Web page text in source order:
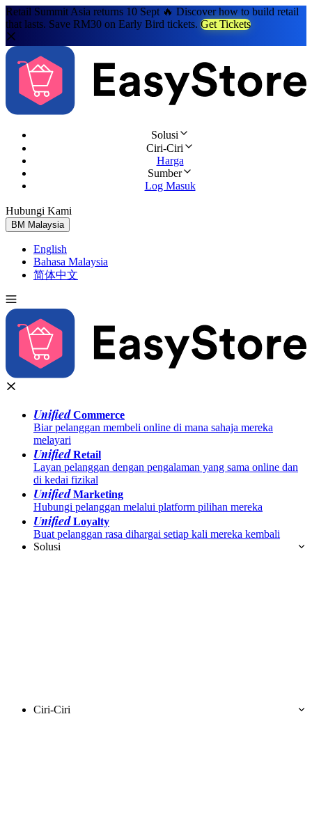
Retail Summit Asia returns 10 Sept 🔥 Discover how to build retail
that lasts. Save RM30 on Early Bird tickets. Get Tickets
Solusi
Ciri-Ciri
Harga
Sumber
Log Masuk
Hubungi Kami
BM Malaysia
English
Bahasa Malaysia
简体中文
UnifiedCommerce
Biar pelanggan membeli online di mana sahaja mereka
melayari
UnifiedRetail
Layan pelanggan dengan pengalaman yang sama online dan
di kedai fizikal
UnifiedMarketing
Hubungi pelanggan melalui platform pilihan mereka
UnifiedLoyalty
Buat pelanggan rasa dihargai setiap kali mereka kembali
Solusi
Ciri-Ciri